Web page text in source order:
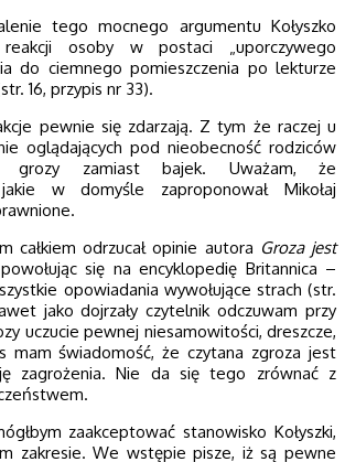
tego mocnego argumentu Kołyszko
reakcji osoby w postaci „uporczywego
do ciemnego pomieszczenia po lekturze
16, przypis nr 33).
pewnie się zdarzają. Z tym że raczej u
oglądających pod nieobecność rodziców
zamiast bajek. Uważam, że
w domyśle zaproponował Mikołaj
całkiem odrzucał opinie autora Groza jest
się na encyklopedię Britannica –
opowiadania wywołujące strach (str.
jako dojrzały czytelnik odczuwam przy
uczucie pewnej niesamowitości, dreszcze,
mam świadomość, że czytana zgroza jest
zagrożenia. Nie da się tego zrównać z
zaakceptować stanowisko Kołyszki,
zakresie. We wstępie pisze, iż są pewne